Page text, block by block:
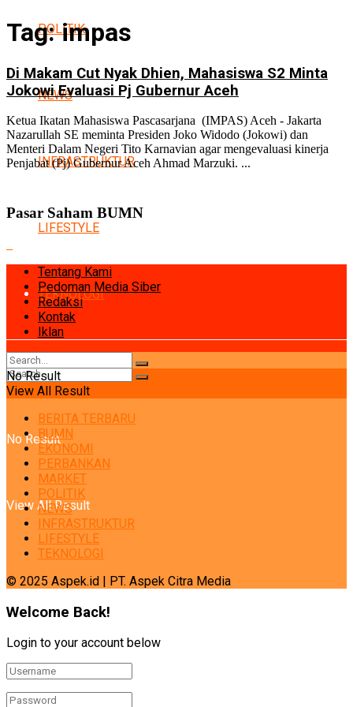
POLITIK
NEWS
INFRASTRUKTUR
LIFESTYLE
TEKNOLOGI
No Result
View All Result
Tag:impas
Di Makam Cut Nyak Dhien, Mahasiswa S2 Minta
Jokowi Evaluasi Pj Gubernur Aceh
Ketua Ikatan Mahasiswa Pascasarjana (IMPAS) Aceh - Jakarta
Nazarullah SE meminta Presiden Joko Widodo (Jokowi) dan
Menteri Dalam Negeri Tito Karnavian agar mengevaluasi kinerja
Penjabat (Pj) Gubernur Aceh Ahmad Marzuki. ...
Pasar Saham BUMN
Tentang Kami
Pedoman Media Siber
Redaksi
Kontak
Iklan
No Result
View All Result
BERITA TERBARU
BUMN
EKONOMI
PERBANKAN
MARKET
POLITIK
NEWS
INFRASTRUKTUR
LIFESTYLE
TEKNOLOGI
© 2025 Aspek.id | PT. Aspek Citra Media
Welcome Back!
Login to your account below